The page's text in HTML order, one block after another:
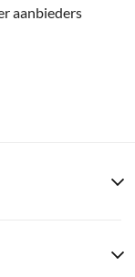
aanbieders